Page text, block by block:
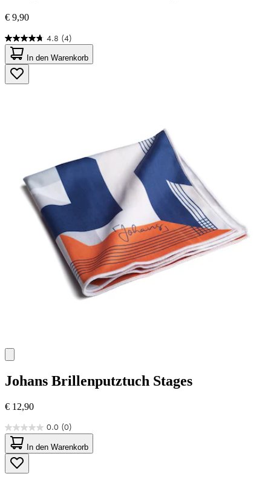
€ 9,90
4.8 (4)
4.8
von
5
Sternen.
4
In den Warenkorb
Johans Brillenputztuch Stages
€ 12,90
0.0 (0)
0.0
von
5
Sternen.
In den Warenkorb